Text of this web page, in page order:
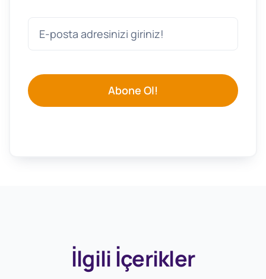
Abone Ol!
İlgili İçerikler